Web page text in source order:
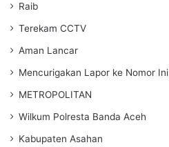
Raib
Terekam CCTV
Aman Lancar
Mencurigakan Lapor ke Nomor Ini
METROPOLITAN
Wilkum Polresta Banda Aceh
Kabupaten Asahan